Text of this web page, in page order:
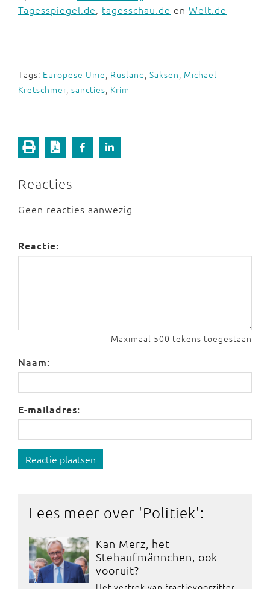
Tagesspiegel.de, tagesschau.de en Welt.de
Tags: Europese Unie, Rusland, Saksen, Michael
Kretschmer, sancties, Krim
Reacties
Geen reacties aanwezig
Reactie:
Maximaal 500 tekens toegestaan
Naam:
E-mailadres:
Reactie plaatsen
Lees meer over 'Politiek':
Kan Merz, het
Stehaufmännchen, ook
vooruit?
Het vertrek van fractievoorzitter